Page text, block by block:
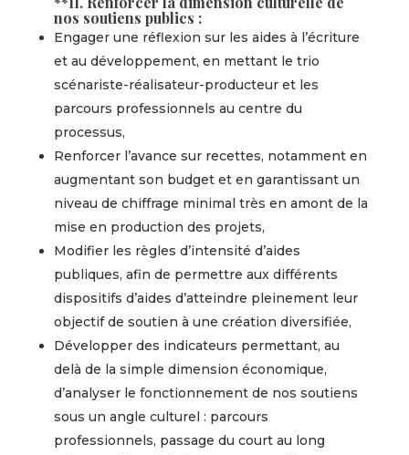
nos soutiens publics :
Engager une réflexion sur les aides à l’écriture
et au développement, en mettant le trio
scénariste-réalisateur-producteur et les
parcours professionnels au centre du
processus,
Renforcer l’avance sur recettes, notamment en
augmentant son budget et en garantissant un
niveau de chiffrage minimal très en amont de la
mise en production des projets,
Modifier les règles d’intensité d’aides
publiques, afin de permettre aux différents
dispositifs d’aides d’atteindre pleinement leur
objectif de soutien à une création diversifiée,
Développer des indicateurs permettant, au
delà de la simple dimension économique,
d’analyser le fonctionnement de nos soutiens
sous un angle culturel : parcours
professionnels, passage du court au long